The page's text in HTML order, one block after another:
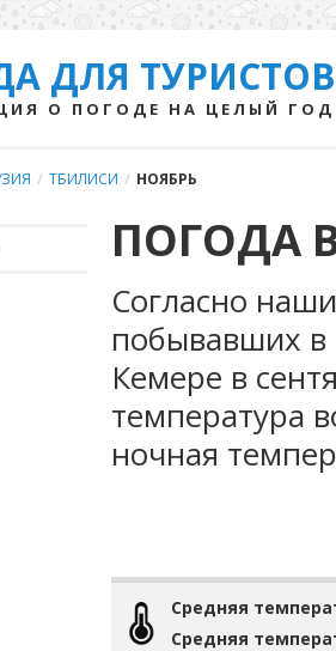
ДЛЯ ТУРИСТОВ
О ПОГОДЕ НА ЦЕЛЫЙ ГОД
/ ТБИЛИСИ / НОЯБРЬ
ПОГОДА
Согласно
побывавших в
Кемере в
температура
ночная
Средняя
Средняя